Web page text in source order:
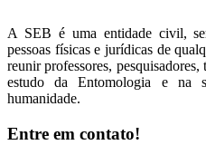
A SEB é uma entidade civil,
pessoas físicas e jurídicas de
reunir professores, pesquisadores,
estudo da Entomologia e na
humanidade.
Entre em contato!